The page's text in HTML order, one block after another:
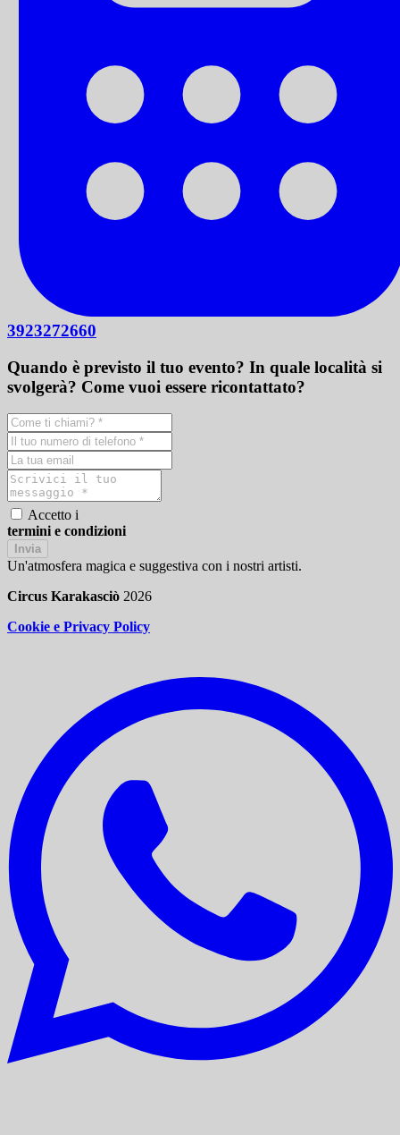
3923272660
Quando è previsto il tuo evento? In quale località si
svolgerà? Come vuoi essere ricontattato?
Accetto i
termini e condizioni
Invia
Un'atmosfera magica e suggestiva con i nostri artisti.
Circus Karakasciò 2026
Cookie e Privacy Policy